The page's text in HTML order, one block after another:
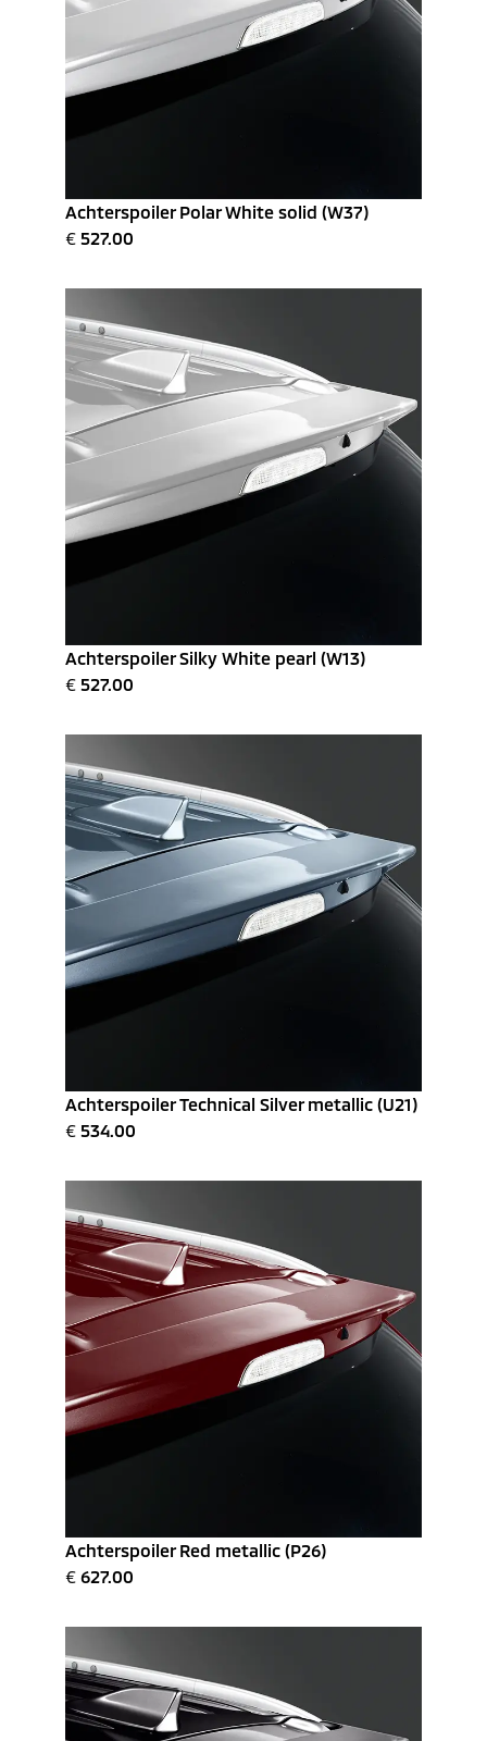
Achterspoiler Polar White solid (W37)
€ 527.00
Achterspoiler Silky White pearl (W13)
€ 527.00
Achterspoiler Technical Silver metallic (U21)
€ 534.00
Achterspoiler Red metallic (P26)
€ 627.00